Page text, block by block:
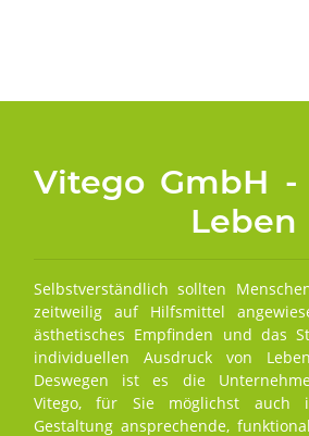
Vitego GmbH
Leben
Selbstverständlich sollten
zeitweilig auf Hilfsmittel
ästhetisches Empfinden und das
individuellen Ausdruck von
Deswegen ist es die
Vitego, für Sie möglichst
Gestaltung ansprechende,